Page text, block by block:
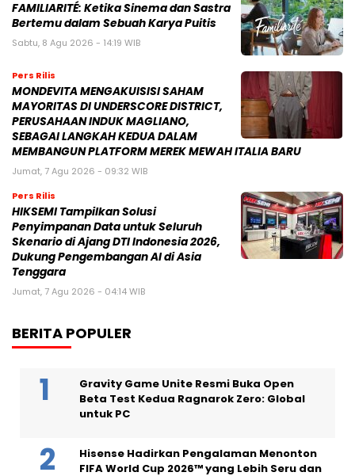
FAMILIARITÉ: Ketika Sinema dan Sastra
Bertemu dalam Sebuah Karya Puitis
Sabtu, 8 Agu 2026 - 14:19 WIB
Pers Rilis
MONDEVITA MENGAKUISISI SAHAM
MAYORITAS DI UNDERSCORE DISTRICT,
PERUSAHAAN INDUK MAGLIANO,
SEBAGAI LANGKAH KEDUA DALAM
MEMBANGUN PLATFORM MEREK MEWAH ITALIA BARU
Jumat, 7 Agu 2026 - 09:32 WIB
Pers Rilis
HIKSEMI Tampilkan Solusi
Penyimpanan Data untuk Seluruh
Skenario di Ajang DTI Indonesia 2026,
Dukung Pengembangan AI di Asia
Tenggara
Jumat, 7 Agu 2026 - 04:14 WIB
BERITA POPULER
Gravity Game Unite Resmi Buka Open
Beta Test Kedua Ragnarok Zero: Global
untuk PC
Hisense Hadirkan Pengalaman Menonton
FIFA World Cup 2026™ yang Lebih Seru dan